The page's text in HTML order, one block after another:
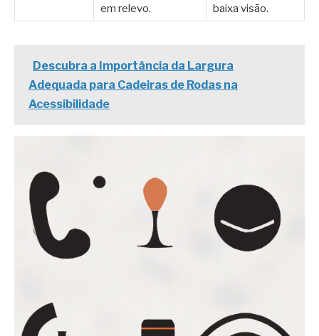
em relevo.
baixa visão.
Descubra a Importância da Largura
Adequada para Cadeiras de Rodas na
Acessibilidade